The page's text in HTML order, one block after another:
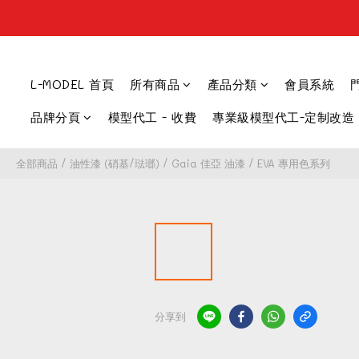
L-MODEL 首頁 所有商品 產品分類 會員系統
品牌分頁 模型代工 - 收費 專業級模型代工-定制改造
全部商品 / 油性漆 (硝基/琺瑯) / Gaia 佳亞 油漆 / EVA 專用色系列
分享到